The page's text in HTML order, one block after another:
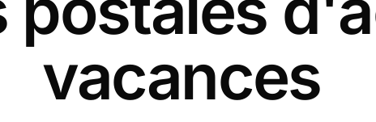
vacances